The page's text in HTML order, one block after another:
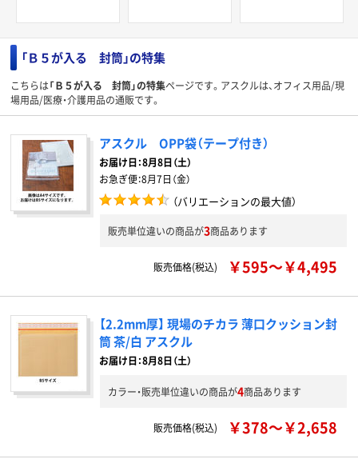
「Ｂ５が入る 封筒」の特集
こちらは「Ｂ５が入る 封筒」の特集ページです。アスクルは、オフィス用品/現
場用品/医療・介護用品の通販です。
アスクル OPP袋（テープ付き）
お届け日：8月8日（土）
お急ぎ便：8月7日（金）
（バリエーションの最大値）
販売単位違いの商品が3商品あります
販売価格(税込) ￥595～￥4,495
【2.2mm厚】 現場のチカラ 薄口クッション封
筒 茶/白 アスクル
お届け日：8月8日（土）
カラー・販売単位違いの商品が4商品あります
販売価格(税込) ￥378～￥2,658